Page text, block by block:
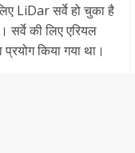
LiDar सर्वे हो चुका है
की लिए एरियल
किया गया था।